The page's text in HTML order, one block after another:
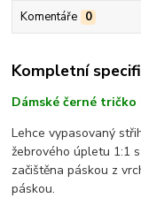
Komentáře 0
Kompletní
Dámské černé tričko
Lehce vypasovaný
žebrového úpletu 1:1
začištěna páskou z
páskou.